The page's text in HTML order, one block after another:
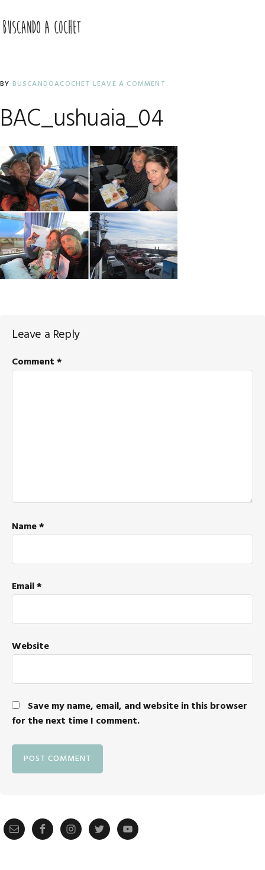
to
primary
to
main
to
primary
BY BUSCANDOACOCHET LEAVE A COMMENT
BAC_ushuaia_04
Reader
Interactions
Leave a Reply
Comment*
Name*
Email*
Website
Save my name, email, and website in this browser
for the next time I comment.
Primary